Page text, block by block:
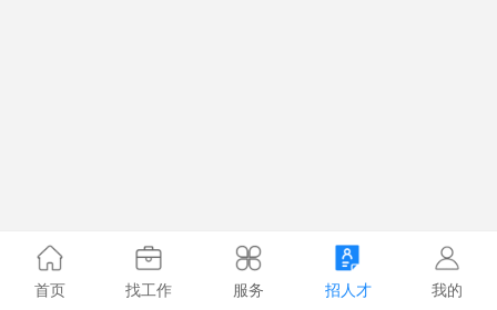
首页 找工作 服务 招人才 我的